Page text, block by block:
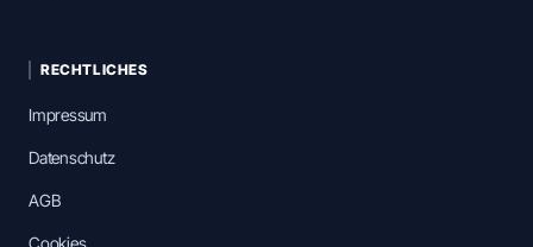
RECHTLICHES
Impressum
Datenschutz
AGB
Cookies